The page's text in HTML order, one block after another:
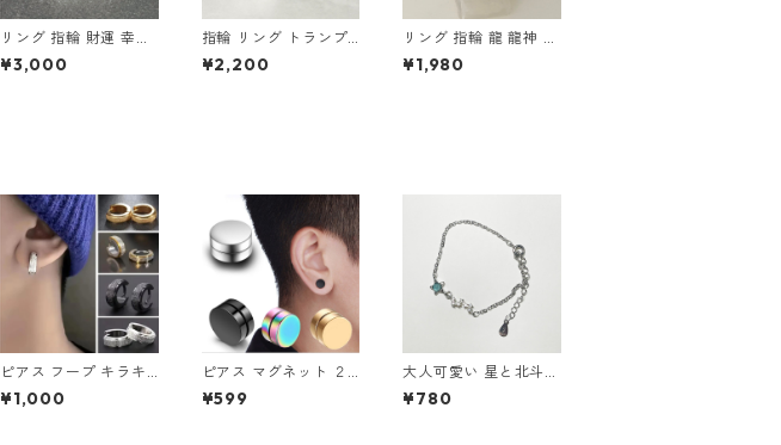
リング 指輪 財運 幸福
招財進寶 (しょうざい
しんぽう) 宝船 縁起物
¥3,000
指輪 リング トランプ
スペード エース ステ
ンレス 幸運 勝負運 ラ
¥2,200
リング 指輪 龍 龍神 竜
竜神 金龍 ゴールド ス
パイラル メンズ アク
¥1,980
ピアス フープ キラキ
ラ ゴールド シルバー
コンビ フープピアス
¥1,000
ピアス マグネット ２
個セット フェイク ノ
ンホール アクセサリー
¥599
大人可愛い 星と北斗七
星のブレスレット ビジ
ュー シルバー スター
¥780